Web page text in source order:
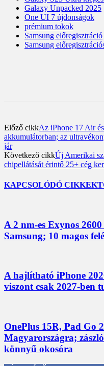
Galaxy Unpacked 2025
One UI 7 újdonságok
prémium tokok
Samsung előregisztráció
Samsung
Előző cikkAz iPhone 17 Air
akkumulátorban; az
jár
Következő cikkÚj Amerikai
chipellátását érintő 25+ cég
KAPCSOLÓDÓ CIKKEK
A 2 nm-es Exynos
Samsung; 10 magos
A hajlítható iPhone
viszont csak 2027-ben
OnePlus 15R, Pad Go
Magyarországra;
könnyű okosóra